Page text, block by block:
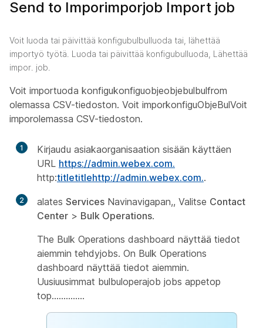
Send to Imporimporjob Import job
Voit luoda tai päivittää konfigubulbulluoda tai, lähettää
importyö työtä. Luoda tai päivittää konfigubulluoda, Lähettää
impor. job.
Voit importuoda konfigukonfiguobjeobjebulbulfrom
olemassa CSV-tiedoston. Voit imporkonfiguObjeBulVoit
imporolemassa CSV-tiedoston.
1
Kirjaudu asiakaorganisaation sisään käyttäen
URL https://admin.webex.com.
http:titletitlehttp://admin.webex.com..
2 alates Services Navinavigapan,, Valitse Contact
Center > Bulk Operations.
The Bulk Operations dashboard näyttää tiedot
aiemmin tehdyjobs. On Bulk Operations
dashboard näyttää tiedot aiemmin.
Uusiuusimmat bulbuloperajob jobs appetop
top..............